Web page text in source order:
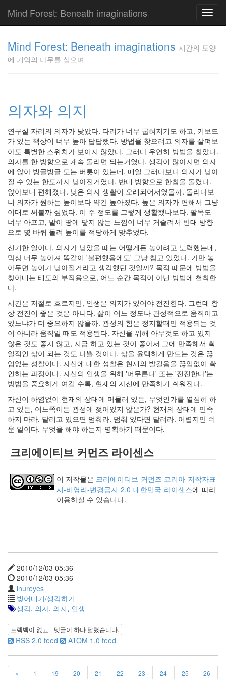
Mind Forest: Beneath imaginations
Mind Forest: Beneath imaginations 시간의 토양
에 기억의 나무를 심으며
의자와 의지
연구실 자리의 의자가 낮았다. 다리가 너무 굽혀지기도 하고, 키보드
가 있는 책상이 너무 높아 답답했다. 방법을 찾으려고 의자를 살펴보
아도 특별한 스위치가 보이지 않았다. 그러다 우연히 방법을 찾았다.
의자를 한 방향으로 계속 돌리면 되는거였다. 생각이 많아지면 의자
에 앉아 빙글빙글 도는 버릇이 있는데, 매일 그러다보니 의자가 낮아
질 수 있는 한도까지 낮아진거였다. 반대 방향으로 한참을 돌렸다.
앉아보니 편해졌다. 낮은 의자 생활이 오래되어서였을까. 돌리다보
니 의자가 원하는 높이보다 약간 높아졌다. 높은 의자가 편해서 그냥
이대로 써볼까 싶었다. 이 주 정도를 그렇게 생활했나보다. 팔목도
너무 아프고, 발이 땅에 닿지 않는 느낌이 너무 거슬려서 반대 방향
으로 몇 바퀴 돌려 높이를 적당하게 맞추었다.
신기한 일이다. 의자가 낮았을 때는 어떻게든 높이려고 노력했는데,
막상 너무 높아져 똑같이 '불편했음에도' 그냥 참고 있었다. 가만 놓
아두면 높이가 낮아질거라고 생각했던 것일까? 목적 때문에 방법을
찾아내는 태도의 부작용으로, 어느 순간 목적이 아닌 방법에 천착한
다.
시간은 저절로 흐르지만, 인생은 의지가 있어야 전진한다. 그런데 항
상 전진이 좋은 것은 아니다. 삶이 어느 정도나 관성적으로 움직이고
있느냐가 더 중요하지 않을까. 관성의 힘은 정지할때만 적용되는 것
이 아니라 움직일 때도 적용된다. 자신을 위해 아무것도 하고 있지
않은 것도 좋지 않고, 지금 하고 있는 것이 좋아서 그에 만족해서 획
일적인 삶이 되는 것도 나쁠 것이다. 삶을 윤택하게 만드는 것은 끊
임없는 성찰이다. 자신에 대한 성찰은 현재의 발걸음을 끊임없이 확
인하는 과정이다. 자신의 인생을 위해 '머무른다' 또는 '전진한다'는
방법을 중요하게 여길 수록, 현재의 자신에 만족하기 쉬워진다.
자신이 하염없이 현재의 상태에 머물러 있든, 무엇인가를 열심히 하
고 있든, 어느쪽이든 관성에 젖어있지 않은가? 현재의 상태에 만족
하지 마라. 달리고 있으면 멈춰라. 멈춰 있다면 달려라. 어렵지만 쉬
운 일이다. 무엇을 해야 하는지 명확하기 때문이다.
크리에이티브 커먼즈 라이센스
이 저작물은 크리에이티브 커먼즈 코리아 저작자표
시-비영리-변경금지 2.0 대한민국 라이센스에 따라
이용하실 수 있습니다.
2010/12/03 05:36
2010/12/03 05:36
inureyes
빚어내기/생각하기
생각, 의자, 의지, 인생
트랙백이 없고 댓글이 하나 달렸습니다.
RSS 2.0 feed ATOM 1.0 feed
« 1 19 20 21 22 23 24 25 26
이
의
글
플
러
스
단
상
덕
질
의
끝
[영
화]
인
사
이
드
아
웃
전
자
모
바
일
부
불
효
몇
가
지
계
획
(1)
keyboard
clear
미
로
우
뉴
스
기
술,
상,
속
관
심